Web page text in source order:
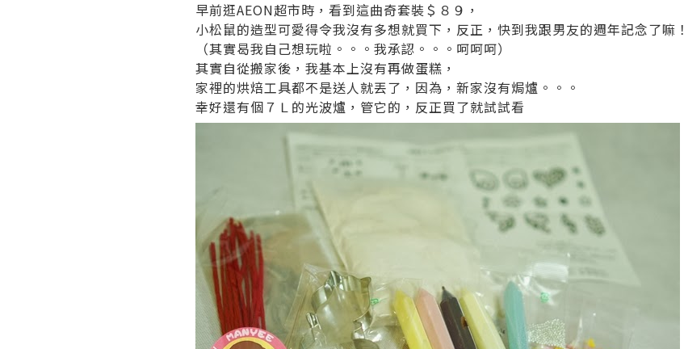
早前逛AEON超市時，看到這曲奇套裝＄８９，
小松鼠的造型可愛得令我沒有多想就買下，反正，快到我跟男友的週年記念了嘛！
（其實曷我自己想玩啦。。。我承認。。。呵呵呵）
其實自從搬家後，我基本上沒有再做蛋糕，
家裡的烘焙工具都不是送人就丟了，因為，新家沒有焗爐。。。
幸好還有個７Ｌ的光波爐，管它的，反正買了就試試看